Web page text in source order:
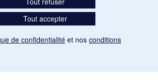
Tout accepter
de confidentialité et nos conditions